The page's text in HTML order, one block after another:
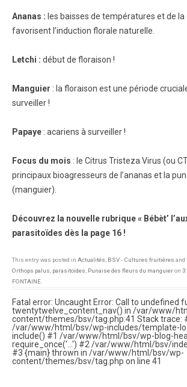
Ananas : les baisses de températures et de la
favorisent l’induction florale naturelle.
Letchi : début de floraison !
Manguier : la floraison est une période
surveiller !
Papaye : acariens à surveiller !
Focus du mois : le Citrus Tristeza Virus (ou
principaux bioagresseurs de l’ananas et la
(manguier).
Découvrez la nouvelle rubrique « Bébèt’
parasitoïdes dès la page 16 !
This entry was posted in Actualités BSV - Cultures fruitières and
Orthops palus parasitoïdes Punaise des fleurs du manguieron
FONTAINE
Fatal error: Uncaught Error: Call to undefined
twentytwelve_content_nav() in /var/www/
content/themes/bsv/tag.php:41 Stack trace:
/var/www/html/bsv/wp-includes/template-
include() #1 /var/www/html/bsv/wp-blog-
require_once('...') #2 /var/www/html/bsv/
#3 {main} thrown in /var/www/html/bsv/wp-
content/themes/bsv/tag.php on line 41